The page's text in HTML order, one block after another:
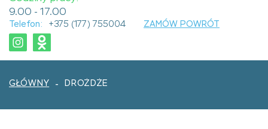
9.00 - 17.00
Telefon: +375 (177) 755004 ZAMÓW POWRÓT
GŁÓWNY - DROŻDŻE